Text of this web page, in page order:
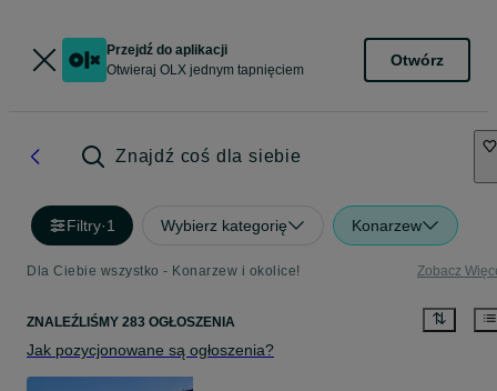
Przejdź do aplikacji
Otwieraj OLX jednym tapnięciem
Otwórz
Znajdź coś dla siebie
Filtry·1 Wybierz kategorię Konarzew
Dla Ciebie wszystko - Konarzew i okolice! Zobacz
ZNALEŹLIŚMY 283 OGŁOSZENIA
Jak pozycjonowane są ogłoszenia?